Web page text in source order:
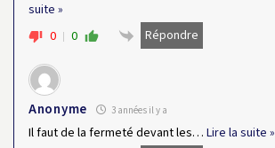
suite »
0
0 Répondre
Anonyme 3 années il y a
Il faut de la fermeté devant les… Lire la suite »